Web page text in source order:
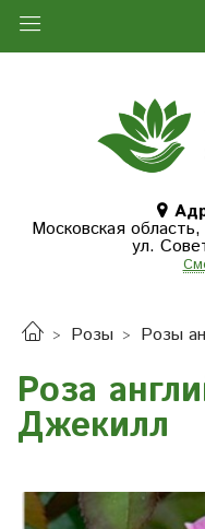
Московская
ул.
Розы Розы
Роза
Джекилл